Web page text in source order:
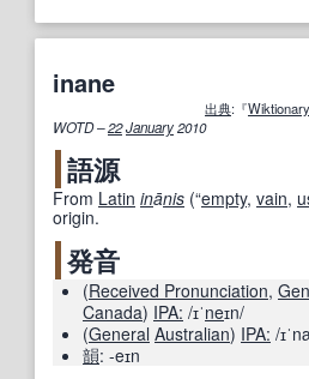
inane
出典:『Wiktionary
WOTD –22January2010
語源
From Latin inānis (“empty, vain,
origin.
発音
(Received Pronunciation,
Canada) IPA: /ɪˈneɪn/
(General Australian) IPA: /
韻: -eɪn